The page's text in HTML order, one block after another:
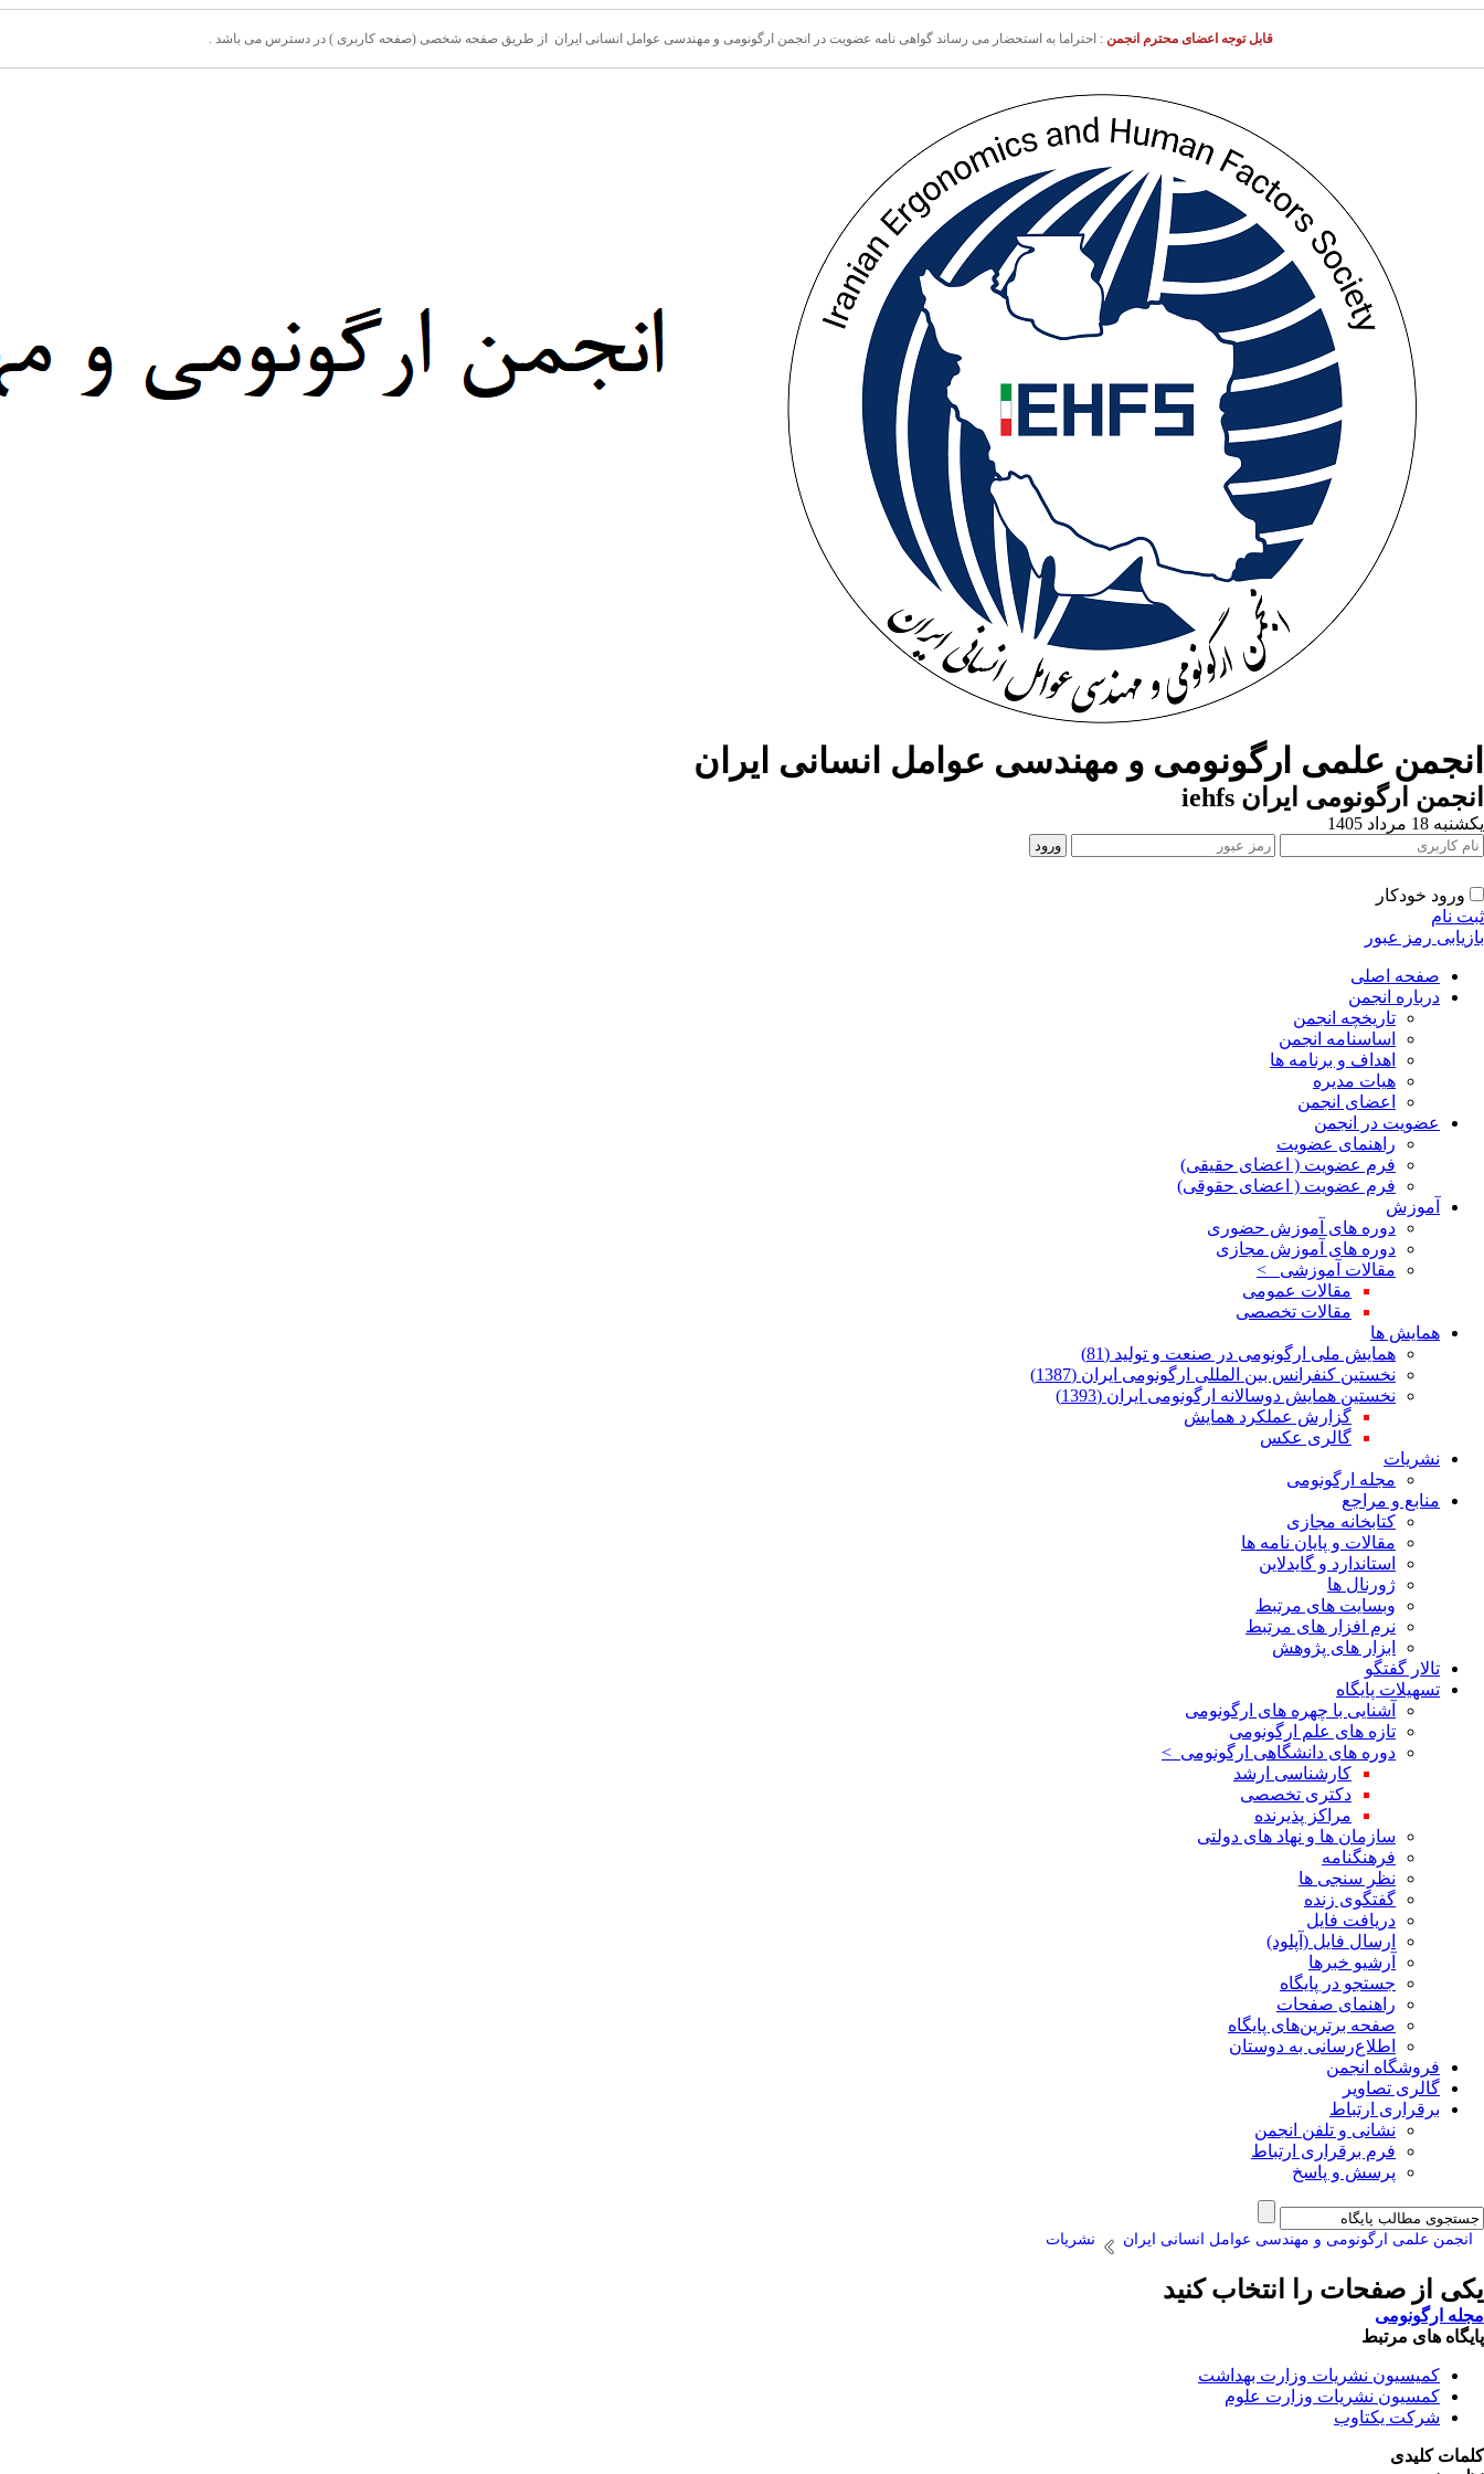
قابل توجه اعضای محترم انجمن : احتراما به استحضار می رساند گواهی نامه عضویت در انجمن ارگونومی و مهندسی عوامل انسانی ایران از طریق صفحه شخصی (صفحه کاربری ) در دسترس می باشد .
انجمن علمی ارگونومی و مهندسی عوامل انسانی ایران
انجمن ارگونومی ایران iehfs
یکشنبه 18 مرداد 1405
ورود خودکار
ثبت نام
بازیابی رمز عبور
صفحه اصلی
درباره انجمن
تاریخچه انجمن
اساسنامه انجمن
اهداف و برنامه ها
هیات مدیره
اعضای انجمن
عضویت در انجمن
راهنمای عضویت
فرم عضویت ( اعضای حقیقی)
فرم عضویت ( اعضای حقوقی)
آموزش
دوره های آموزش حضوری
دوره های آموزش مجازی
مقالات آموزشی >
مقالات عمومی
مقالات تخصصی
همایش ها
همایش ملی ارگونومی در صنعت و تولید (81)
نخستین کنفرانس بین المللی ارگونومی ایران (1387)
نخستین همایش دوسالانه ارگونومی ایران (1393)
گزارش عملکرد همایش
گالری عکس
نشریات
مجله ارگونومی
منابع و مراجع
کتابخانه مجازی
مقالات و پایان نامه ها
استاندارد و گایدلاین
ژورنال ها
وبسایت های مرتبط
نرم افزار های مرتبط
ابزار های پژوهش
تالار گفتگو
تسهیلات پایگاه
آشنایی با چهره های ارگونومی
تازه های علم ارگونومی
دوره های دانشگاهی ارگونومی >
کارشناسی ارشد
دکتری تخصصی
مراکز پذیرنده
سازمان ها و نهاد های دولتی
فرهنگنامه
نظر سنجی ها
گفتگوی زنده
دریافت فایل
ارسال فایل (آپلود)
آرشیو خبرها
جستجو در پایگاه
راهنمای صفحات
صفحه برترین‌های پایگاه
اطلاع‌رسانی به دوستان
فروشگاه انجمن
گالری تصاویر
برقراری ارتباط
نشانی و تلفن انجمن
فرم برقراری ارتباط
پرسش و پاسخ
انجمن علمی ارگونومی و مهندسی عوامل انسانی ایران نشریات
یکی از صفحات را انتخاب کنید
مجله ارگونومی
پایگاه های مرتبط
کمیسیون نشریات وزارت بهداشت
کمسیون نشریات وزارت علوم
شرکت یکتاوب
کلمات کلیدی